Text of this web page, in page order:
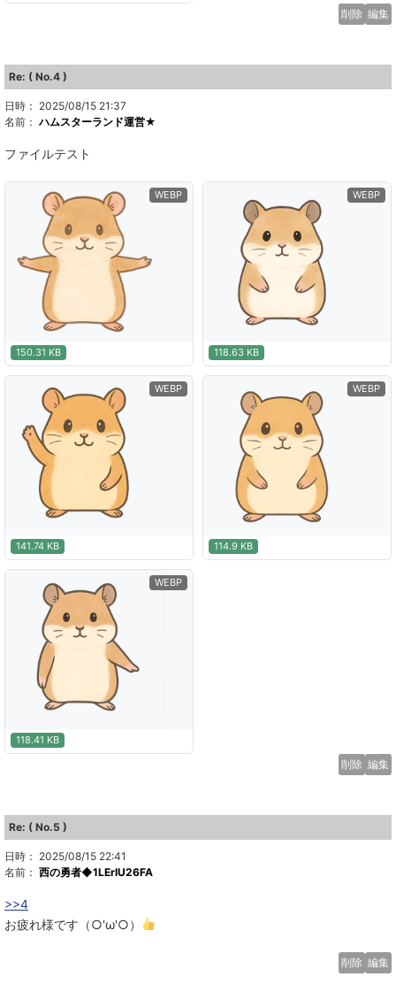
編集
削除
Re: ( No.4 )
日時： 2025/08/15 21:37
名前：ハムスターランド運営★
ファイルテスト
150.31 KB
WEBP
118.63 KB
WEBP
141.74 KB
WEBP
114.9 KB
WEBP
118.41 KB
WEBP
編集
削除
Re: ( No.5 )
日時： 2025/08/15 22:41
名前： 西の勇者◆1LErlU26FA
>>4
お疲れ様です（○'ω'○）
編集
削除